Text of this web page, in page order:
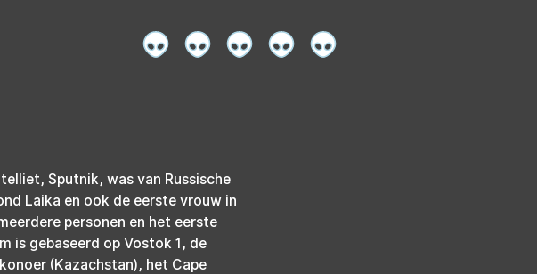
Sputnik, was van Russische
Laika en ook de eerste vrouw in
personen en het eerste
is gebaseerd op Vostok 1, de
(Kazachstan), het Cape